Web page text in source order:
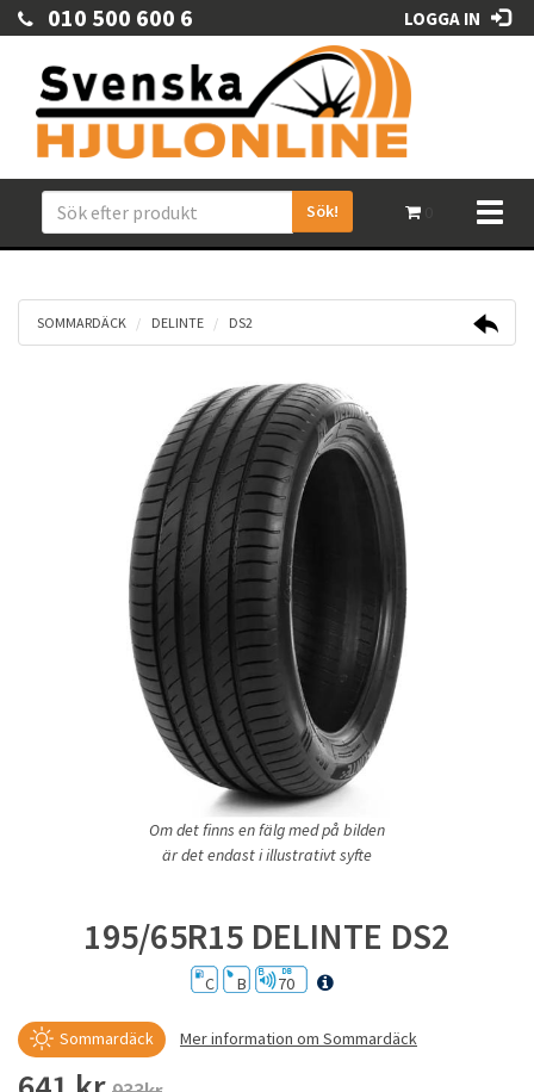
010 500 600 6 LOGGA IN
Sök!
SOMMARDÄCK DELINTE DS2
Om det finns en fälg med på bilden
är det endast i illustrativt syfte
195/65R15 DELINTE DS2
C B 70
Sommardäck Mer information om Sommardäck